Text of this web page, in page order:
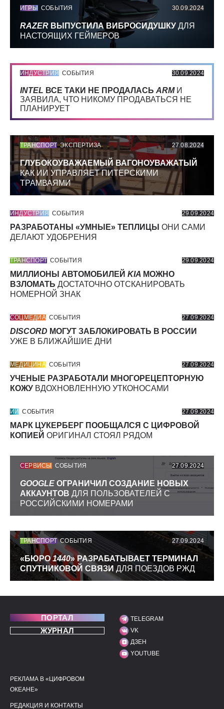
ИГРЫ СОБЫТИЯ 30.09.2024
RAZER ВЫПУСТИЛА ВИБРОСИДУШКУ ДЛЯ
НАСТОЯЩИХ ГЕЙМЕРОВ
ИНДУСТРИЯ СОБЫТИЯ 30.09.2024
INTEL ВСЕ ТАКИ НЕ ПРОДАЛАСЬ ARMИ
ЗАЯВИЛА, ЧТО НИКОМУ ПРОДАВАТЬСЯ НЕ
ПЛАНИРУЕТ
ТРАНСПОРТ ЭКСПЕРТИЗА 27.08.2024
ГЛУБОКОУВАЖАЕМЫЙ ВАГОНОУВАЖАТЫЙ
КАК ИИ УПРАВЛЯЕТ ПИТЕРСКИМИ
ТРАМВАЯМИ
ИНДУСТРИЯ СОБЫТИЯ 29.09.2024
РАЗРАБОТАНЫ «УМНЫЕ» ТЕПЛИЦЫ ОНИ САМИ
ДЕЛАЮТ УДОБРЕНИЯ
ТРАНСПОРТ СОБЫТИЯ 29.09.2024
МИЛЛИОНЫ АВТОМОБИЛЕЙ KIA МОЖНО
ВЗЛОМАТЬ ДОСТАТОЧНО ОТСКАНИРОВАТЬ
НОМЕРНОЙ ЗНАК
СОЦМЕДИА СОБЫТИЯ 27.09.2024
DISCORD МОГУТ ЗАБЛОКИРОВАТЬ В РОССИИ
УЖЕ В БЛИЖАЙШИЕ ДНИ
МЕДИЦИНА СОБЫТИЯ 27.09.2024
УЧЕНЫЕ РАЗРАБОТАЛИ МНОГОРЕЦЕПТОРНУЮ
КОЖУ ВДОХНОВЛЕННУЮ УТКОНОСАМИ
ИИ СОБЫТИЯ 27.09.2024
МАРК ЦУКЕРБЕРГ ПООБЩАЛСЯ С ЦИФРОВОЙ
КОПИЕЙ ОРИГИНАЛ СТОЯЛ РЯДОМ
СЕРВИСЫ СОБЫТИЯ 27.09.2024
GOOGLE ОГРАНИЧИЛ СОЗДАНИЕ НОВЫХ
АККАУНТОВ ДЛЯ ПОЛЬЗОВАТЕЛЕЙ С
РОССИЙСКИМИ НОМЕРАМИ
ТРАНСПОРТ СОБЫТИЯ 27.09.2024
«БЮРО1440» РАЗРАБАТЫВАЕТ ТЕРМИНАЛ
СПУТНИКОВОЙ СВЯЗИ ДЛЯ ПОЕЗДОВ РЖД
ПОРТАЛ
ЖУРНАЛ
МЫ В СОЦИАЛЬНЫХ
TELEGRAM
VK
ДЗЕН
YOUTUBE
ПОЛЕЗНЫЕ ССЫЛКИ
РЕКЛАМА В «ЦИФРОВОМ
ОКЕАНЕ»
РЕДАКЦИЯ И КОНТАКТЫ